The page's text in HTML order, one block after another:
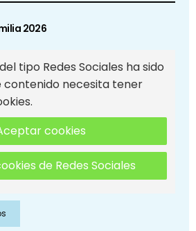
2026
tipo Redes Sociales ha sido
contenido necesita tener
cookies
de Redes Sociales